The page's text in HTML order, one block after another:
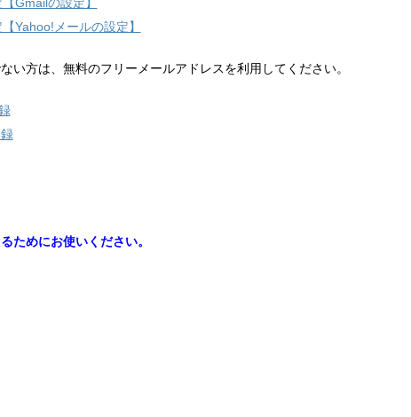
Yahoo!メールの設定】
い方は、無料のフリーメールアドレスを利用してください。
ためにお使いください。